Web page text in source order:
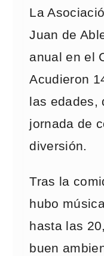
La
Juan de
anual en el
Acudieron
las edades,
jornada de
diversión.
Tras la
hubo
hasta las
buen